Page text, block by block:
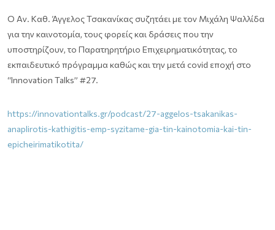
Ο Aν. Καθ. Άγγελος Τσακανίκας συζητάει με τον Μιχάλη Ψαλλίδα
για την καινοτομία, τους φορείς και δράσεις που την
υποστηρίζουν, το Παρατηρητήριο Επιχειρηματικότητας, το
εκπαιδευτικό πρόγραμμα καθώς και την μετά covid εποχή στο
“Innovation Talks” #27.
https://innovationtalks.gr/podcast/27-aggelos-tsakanikas-
anaplirotis-kathigitis-emp-syzitame-gia-tin-kainotomia-kai-tin-
epicheirimatikotita/